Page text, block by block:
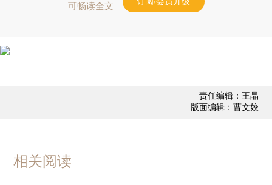
可畅读全文
责任编辑：王晶
版面编辑：曹文姣
相关阅读